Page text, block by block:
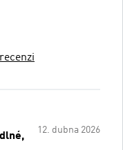
12. dubna 2026